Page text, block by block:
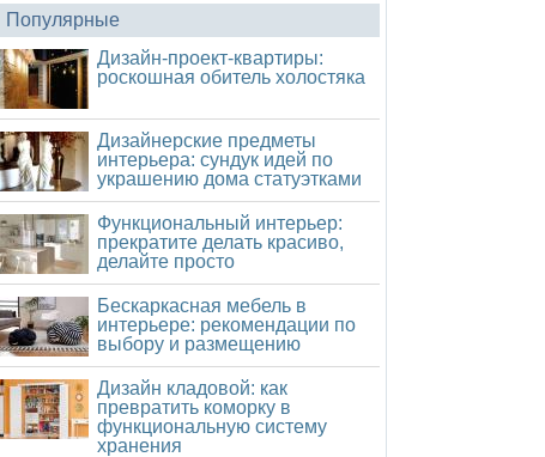
Популярные
Дизайн-проект-квартиры:
роскошная обитель холостяка
Дизайнерские предметы
интерьера: сундук идей по
украшению дома статуэтками
Функциональный интерьер:
прекратите делать красиво,
делайте просто
Бескаркасная мебель в
интерьере: рекомендации по
выбору и размещению
Дизайн кладовой: как
превратить коморку в
функциональную систему
хранения